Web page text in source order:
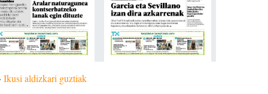
Ikusi aldizkari guztiak